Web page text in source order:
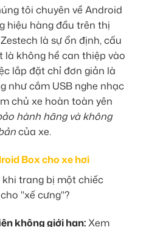
tôi chuyên về Android
hiệu hàng đầu trên thị
là sự ổn định, cấu
là không hề can thiệp vào
lắp đặt chỉ đơn giản là
như cắm USB nghe nhạc
chủ xe hoàn toàn yên
hành hãng và không
của xe.
Box cho xe hơi
trang bị một chiếc
"xế cưng"?
không giới hạn:Xem